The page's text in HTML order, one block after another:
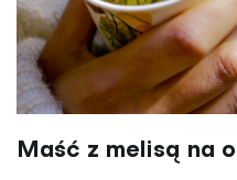
Maść z melisą na